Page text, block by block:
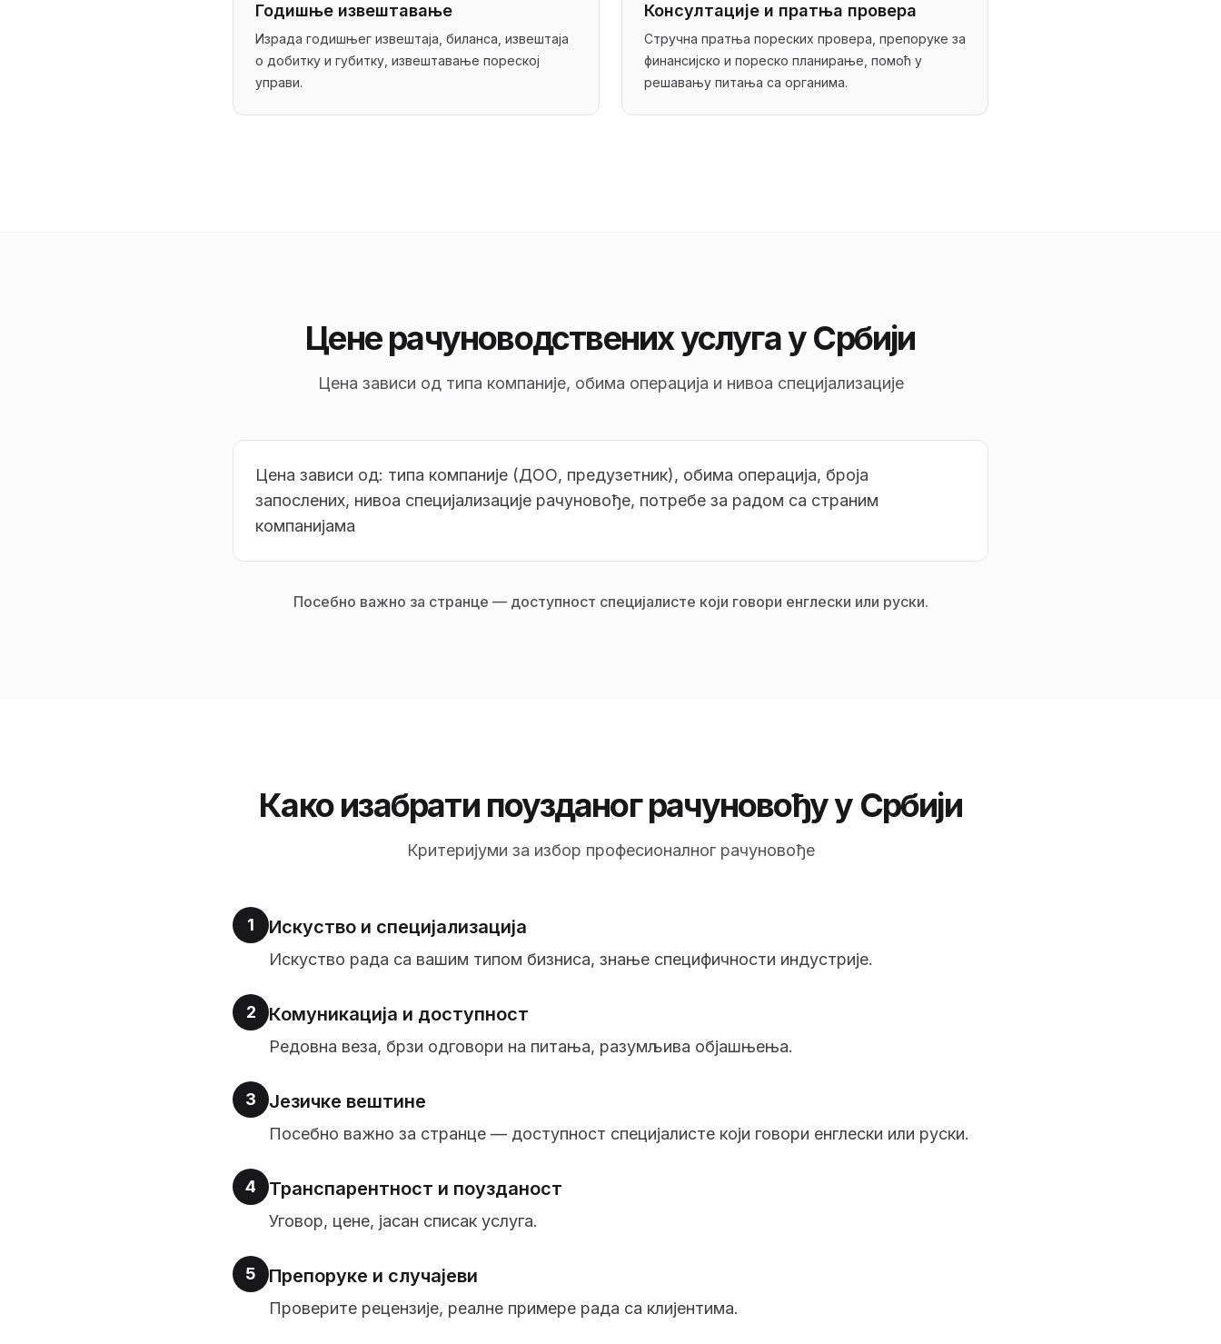
Годишње извештавање
Израда годишњег извештаја, биланса, извештаја
о добитку и губитку, извештавање пореској
управи.
Консултације и пратња провера
Стручна пратња пореских провера, препоруке за
финансијско и пореско планирање, помоћ у
решавању питања са органима.
Цене рачуноводствених услуга у Србији
Цена зависи од типа компаније, обима операција и нивоа специјализације
Цена зависи од: типа компаније (ДОО, предузетник), обима операција, броја
запослених, нивоа специјализације рачуновође, потребе за радом са страним
компанијама
Посебно важно за странце — доступност специјалисте који говори енглески или руски.
Како изабрати поузданог рачуновођу у Србији
Критеријуми за избор професионалног рачуновође
1 Искуство и специјализација
Искуство рада са вашим типом бизниса, знање специфичности индустрије.
2 Комуникација и доступност
Редовна веза, брзи одговори на питања, разумљива објашњења.
3 Језичке вештине
Посебно важно за странце — доступност специјалисте који говори енглески или руски.
4 Транспарентност и поузданост
Уговор, цене, јасан списак услуга.
5 Препоруке и случајеви
Проверите рецензије, реалне примере рада са клијентима.